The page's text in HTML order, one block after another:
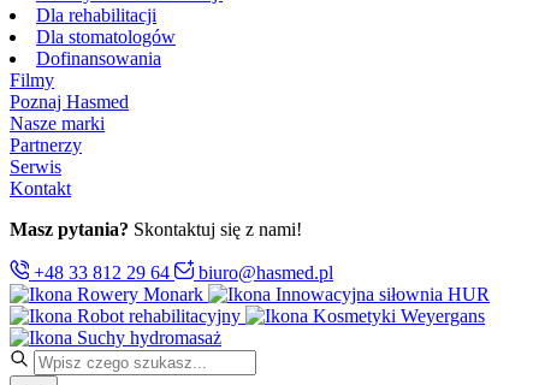
Dla rehabilitacji
Dla stomatologów
Dofinansowania
Filmy
Poznaj Hasmed
Nasze marki
Partnerzy
Serwis
Kontakt
Masz pytania? Skontaktuj się z nami!
+48 33 812 29 64
biuro@hasmed.pl
Rowery Monark
Innowacyjna siłownia HUR
Robot rehabilitacyjny
Kosmetyki Weyergans
Suchy hydromasaż